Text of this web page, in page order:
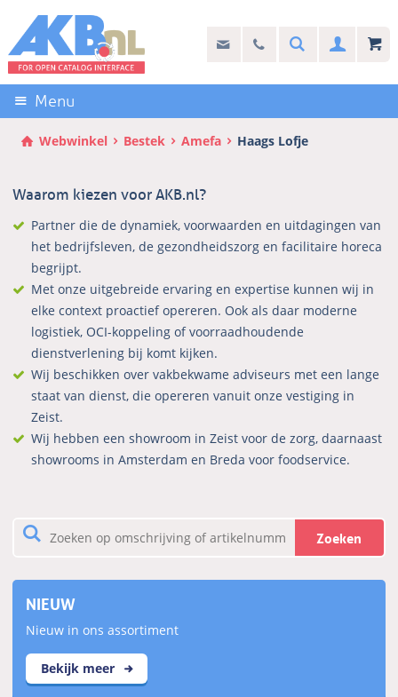
links
over
Direct
naar
de
inhoud
het
hoofdmenu
info@akb.nl
Stel uw vraag
030 69 50 814Search
Menu
Webwinkel Bestek Amefa Haags Lofje
Waarom kiezen voor AKB.nl?
Partner die de dynamiek, voorwaarden en uitdagingen van
het bedrijfsleven, de gezondheidszorg en facilitaire horeca
begrijpt.
Met onze uitgebreide ervaring en expertise kunnen wij in
elke context proactief opereren. Ook als daar moderne
logistiek, OCI-koppeling of voorraadhoudende
dienstverlening bij komt kijken.
Wij beschikken over vakbekwame adviseurs met een lange
staat van dienst, die opereren vanuit onze vestiging in
Zeist.
Wij hebben een showroom in Zeist voor de zorg, daarnaast
showrooms in Amsterdam en Breda voor foodservice.
Zoeken
NIEUW
Nieuw in ons assortiment
Bekijk meer